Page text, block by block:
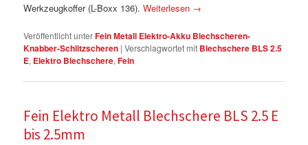
Werkzeugkoffer (L-Boxx 136).Weiterlesen →
Veröffentlicht unterFein Metall Elektro-Akku Blechscheren-
Knabber-Schlitzscheren |Verschlagwortet mit Blechschere BLS 2.5
E, Elektro Blechschere,Fein
Fein Elektro Metall Blechschere BLS 2.5 E
bis 2.5mm